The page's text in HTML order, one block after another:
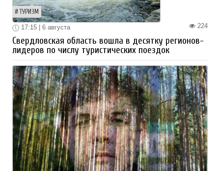
ТУРИЗМ
224
17:15 | 6 августа
Свердловская область вошла в десятку регионов-
лидеров по числу туристических поездок